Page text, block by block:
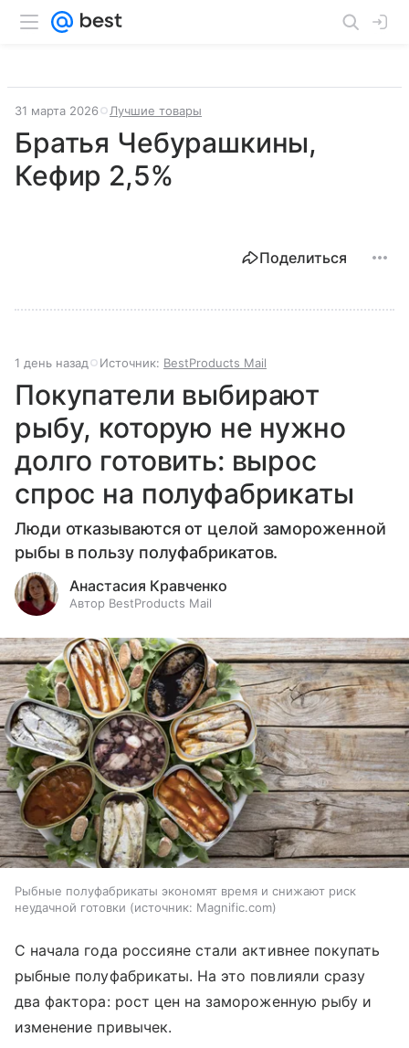
31 марта 2026 Лучшие товары
Братья Чебурашкины,
Кефир 2,5%
Поделиться
1 день назад Источник: BestProducts Mail
Покупатели выбирают
рыбу, которую не нужно
долго готовить: вырос
спрос на полуфабрикаты
Люди отказываются от целой замороженной
рыбы в пользу полуфабрикатов.
Анастасия Кравченко
Автор BestProducts Mail
Рыбные полуфабрикаты экономят время и снижают риск
неудачной готовки
источник: Magnific.com
С начала года россияне стали активнее покупать
рыбные полуфабрикаты. На это повлияли сразу
два фактора: рост цен на замороженную рыбу и
изменение привычек.